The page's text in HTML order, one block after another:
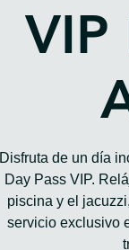
VIP
Disfruta de un día
Day Pass VIP.
piscina y el
servicio exclusivo